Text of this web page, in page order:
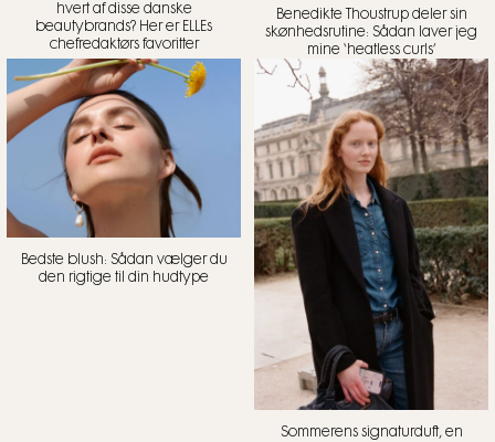
hvert af disse danske
beautybrands? Her er ELLEs
chefredaktørs favoritter
Benedikte Thoustrup deler sin
skønhedsrutine: Sådan laver jeg
mine ‘heatless curls’
Bedste blush: Sådan vælger du
den rigtige til din hudtype
Sommerens signaturduft, en